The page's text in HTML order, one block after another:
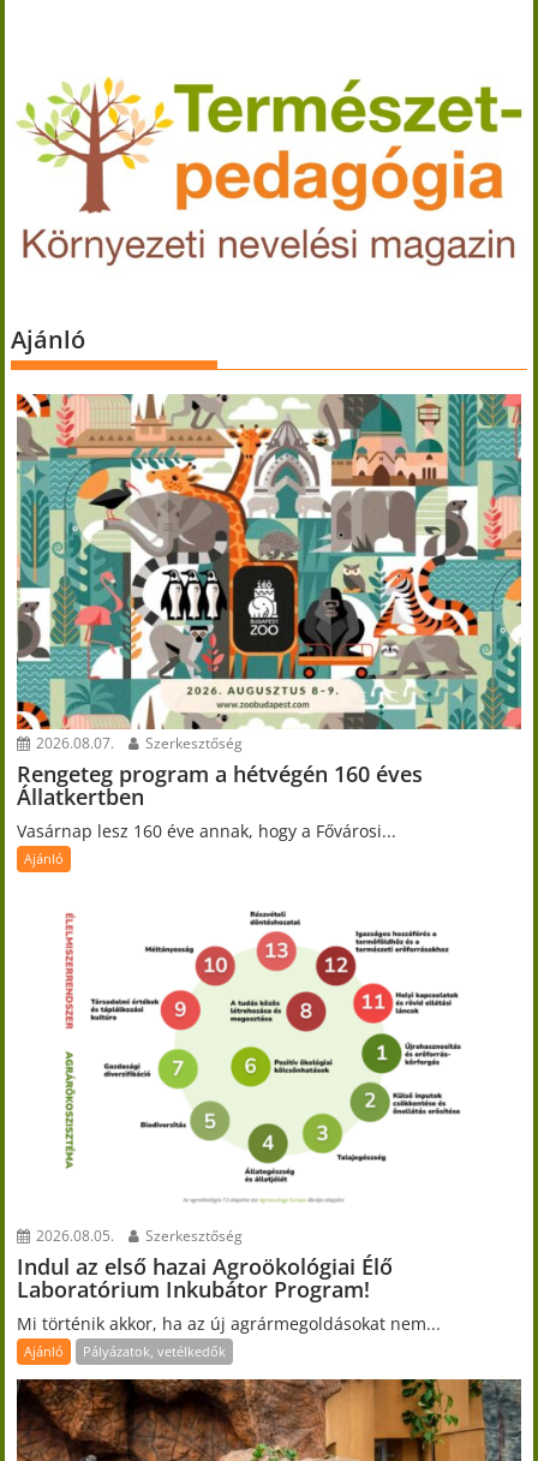
Ajánló
2026.08.07. Szerkesztőség
Rengeteg program a hétvégén 160 éves
Állatkertben
Vasárnap lesz 160 éve annak, hogy a Fővárosi...
Ajánló
2026.08.05. Szerkesztőség
Indul az első hazai Agroökológiai Élő
Laboratórium Inkubátor Program!
Mi történik akkor, ha az új agrármegoldásokat nem...
Ajánló Pályázatok, vetélkedők